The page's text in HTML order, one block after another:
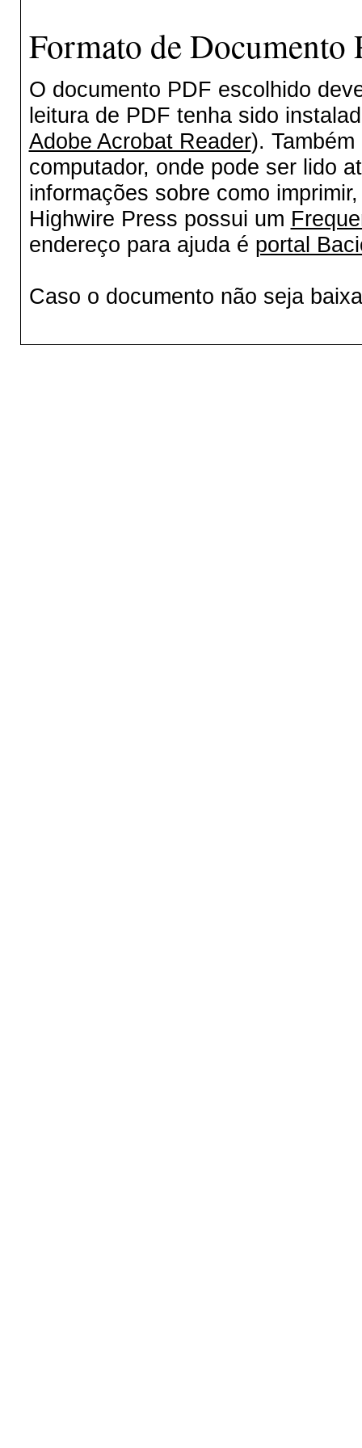
Formato de
O documento PDF escolhido
leitura de PDF tenha sido
Adobe Acrobat Reader).
computador, onde pode ser lido
informações sobre como
Highwire Press possui um
endereço para ajuda é portal
Caso o documento não seja